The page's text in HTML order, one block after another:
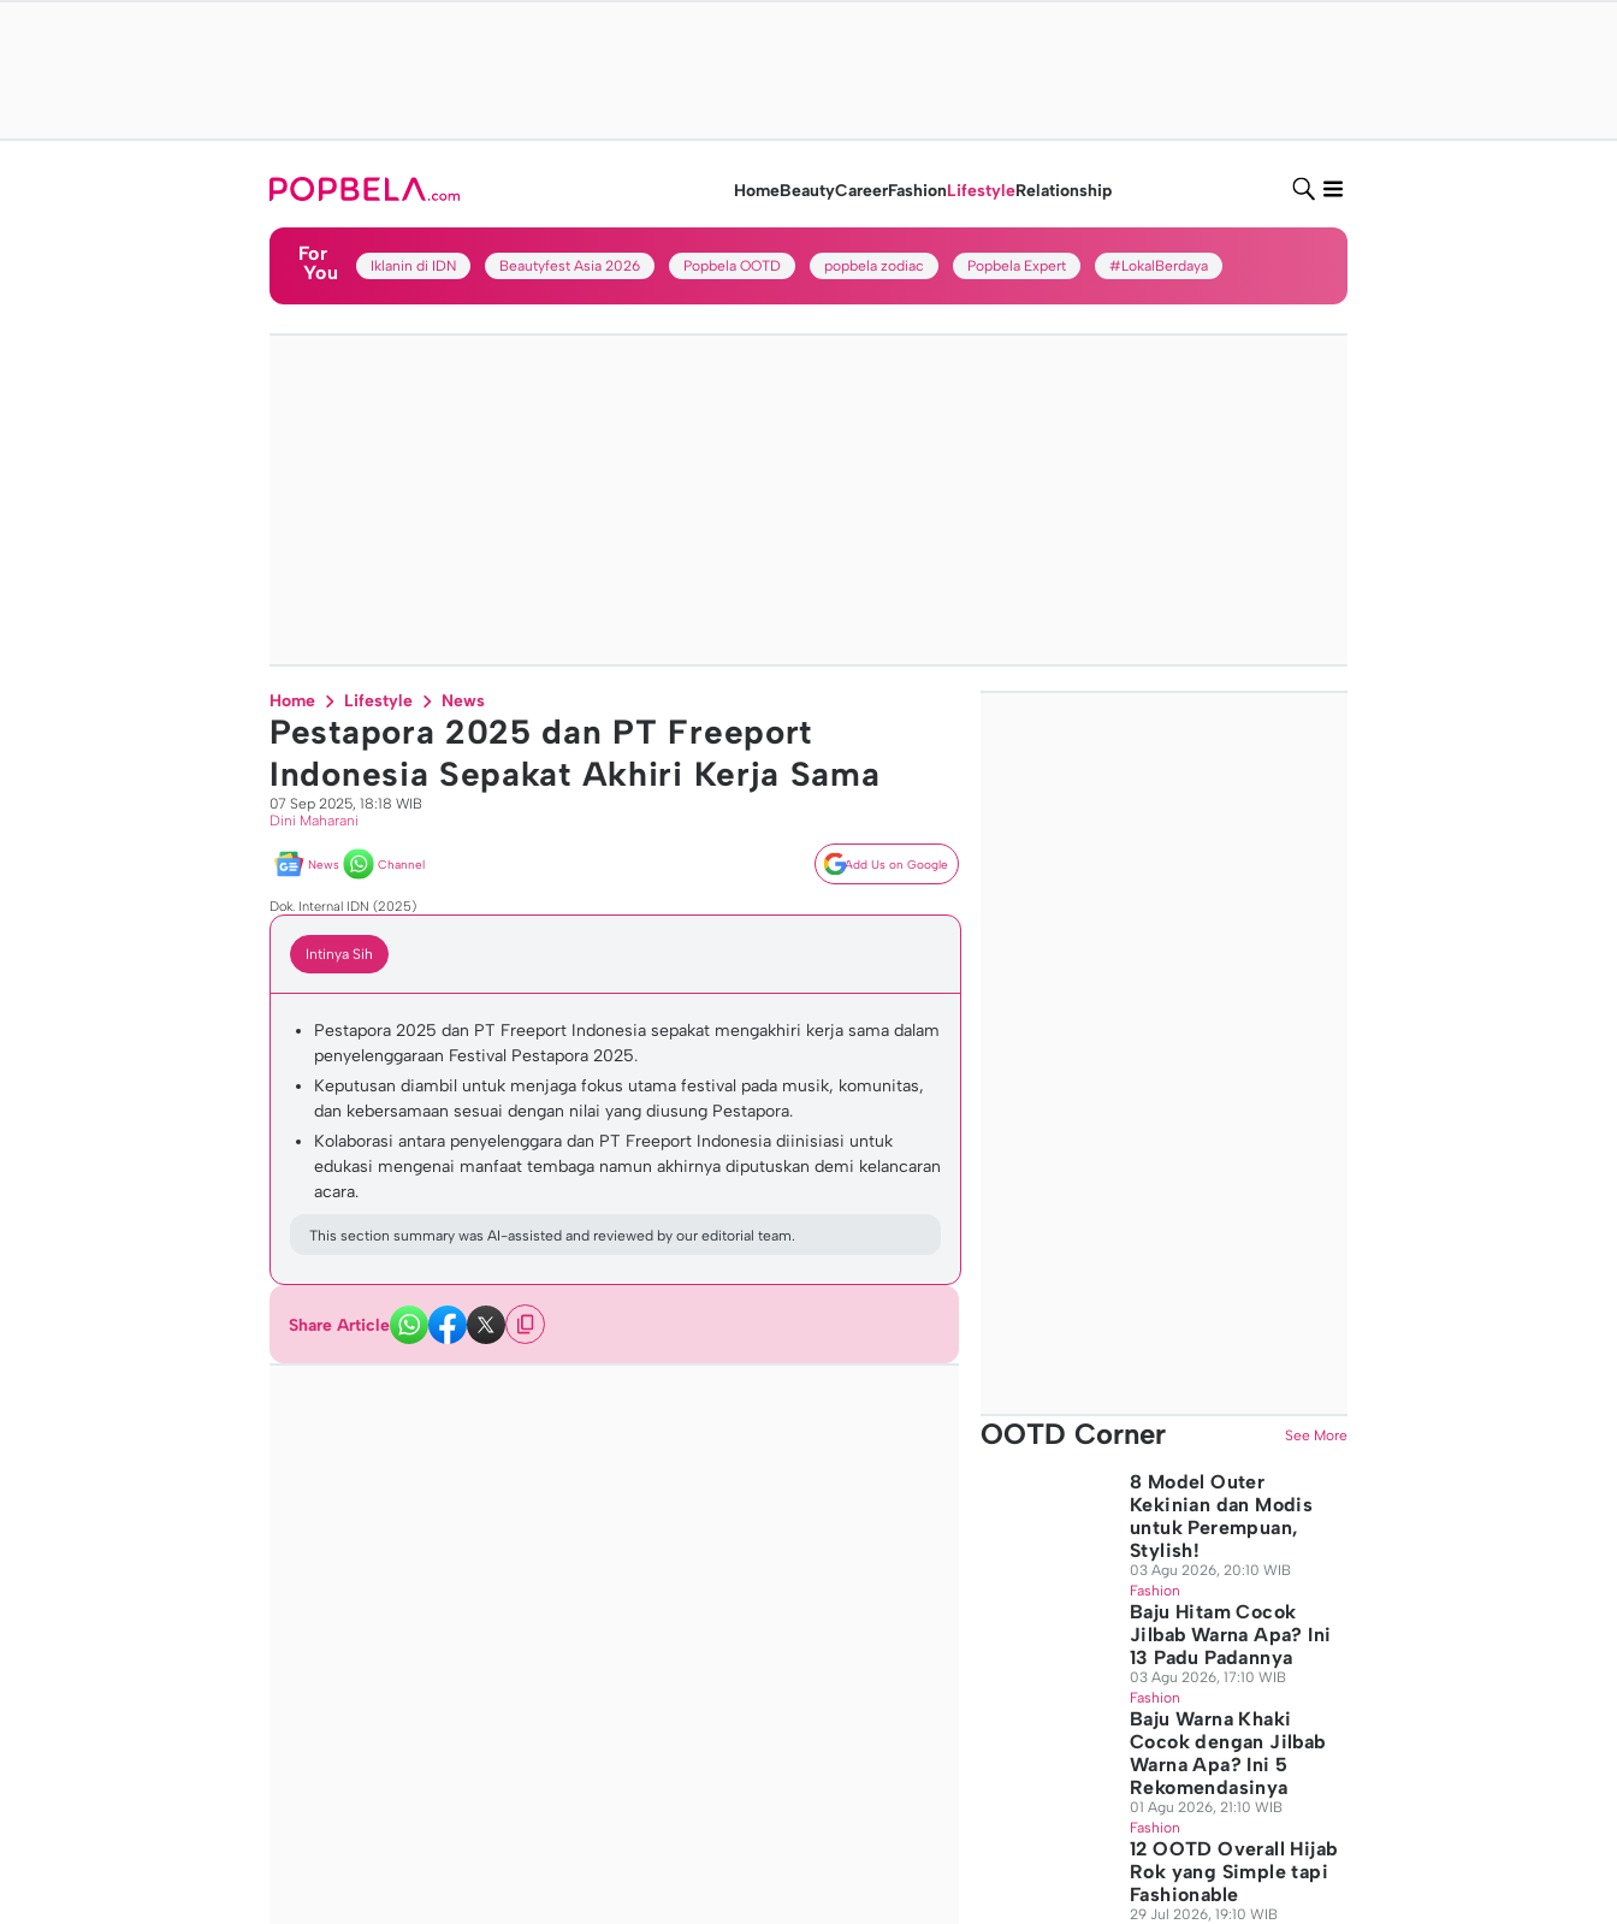
HomeBeautyCareerFashionLifestyleRelationship
For
You
Iklanin di IDN Beautyfest Asia 2026 Popbela OOTD popbela zodiac Popbela Expert #LokalBerdaya
Home Lifestyle News
Pestapora 2025 dan PT Freeport
Indonesia Sepakat Akhiri Kerja Sama
07 Sep 2025, 18:18 WIB
Dini Maharani
News Channel Add Us on Google
Dok. Internal IDN (2025)
Intinya Sih
Pestapora 2025 dan PT Freeport Indonesia sepakat mengakhiri kerja sama dalam
penyelenggaraan Festival Pestapora 2025.
Keputusan diambil untuk menjaga fokus utama festival pada musik, komunitas,
dan kebersamaan sesuai dengan nilai yang diusung Pestapora.
Kolaborasi antara penyelenggara dan PT Freeport Indonesia diinisiasi untuk
edukasi mengenai manfaat tembaga namun akhirnya diputuskan demi kelancaran
acara.
This section summary was AI-assisted and reviewed by our editorial team.
Share Article
OOTD Corner See More
8 Model Outer
Kekinian dan Modis
untuk Perempuan,
Stylish!
03 Agu 2026, 20:10 WIB
Fashion
Baju Hitam Cocok
Jilbab Warna Apa? Ini
13 Padu Padannya
03 Agu 2026, 17:10 WIB
Fashion
Baju Warna Khaki
Cocok dengan Jilbab
Warna Apa? Ini 5
Rekomendasinya
01 Agu 2026, 21:10 WIB
Fashion
12 OOTD Overall Hijab
Rok yang Simple tapi
Fashionable
29 Jul 2026, 19:10 WIB